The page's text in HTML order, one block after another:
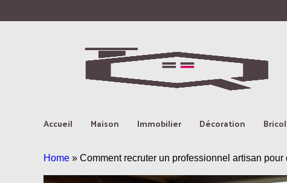
Accueil Maison Immobilier Décoration
Home » Comment recruter un professionnel artisan